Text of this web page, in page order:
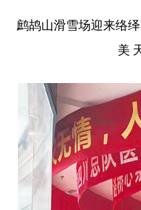
鹧鸪山滑雪场迎来络
美